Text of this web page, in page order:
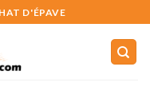
D'ÉPAVE